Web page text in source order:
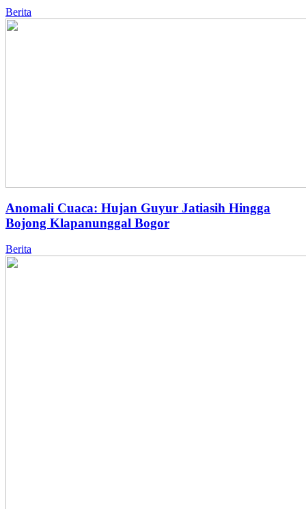
Berita
Anomali Cuaca: Hujan Guyur Jatiasih Hingga
Bojong Klapanunggal Bogor
Berita